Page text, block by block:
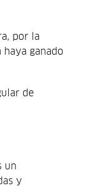
por la
ganado
de
un
y